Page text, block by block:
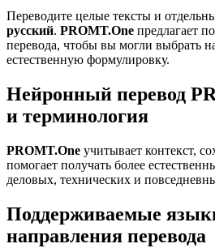
Переводите целые тексты и
русский. PROMT.One предлагает
перевода, чтобы вы могли выбрать
естественную формулировку.
Нейронный перевод
и терминология
PROMT.One учитывает контекст,
помогает получать более
деловых, технических и
Поддерживаемые
направления перевода